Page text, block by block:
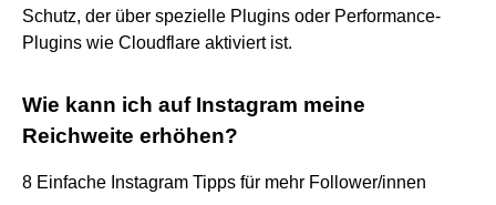
Schutz, der über spezielle Plugins oder Performance-
Plugins wie Cloudflare aktiviert ist.
Wie kann ich auf Instagram meine
Reichweite erhöhen?
8 Einfache Instagram Tipps für mehr Follower/innen